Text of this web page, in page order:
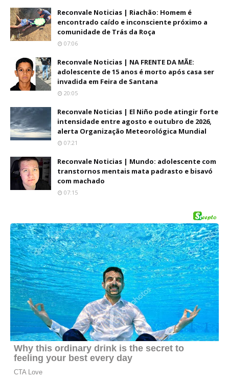
Reconvale Noticias | Riachão: Homem é
encontrado caído e inconsciente próximo a
comunidade de Trás da Roça
07:06
Reconvale Noticias | NA FRENTE DA MÃE:
adolescente de 15 anos é morto após casa ser
invadida em Feira de Santana
20:05
Reconvale Noticias | El Niño pode atingir forte
intensidade entre agosto e outubro de 2026,
alerta Organização Meteorológica Mundial
07:21
Reconvale Noticias | Mundo: adolescente com
transtornos mentais mata padrasto e bisavó
com machado
07:15